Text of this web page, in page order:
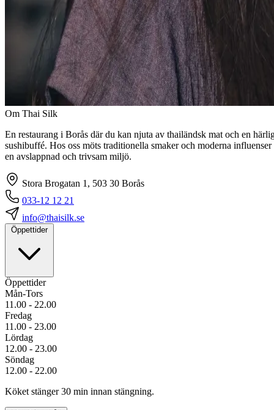
Om Thai Silk
En restaurang i Borås där du kan njuta av thailändsk mat och en
sushibuffé. Hos oss möts traditionella smaker och moderna influenser
en avslappnad och trivsam miljö.
Stora Brogatan 1, 503 30 Borås
033-12 12 21
info@thaisilk.se
Öppettider
Öppettider
Mån-Tors
11.00 - 22.00
Fredag
11.00 - 23.00
Lördag
12.00 - 23.00
Söndag
12.00 - 22.00
Köket stänger 30 min innan stängning.